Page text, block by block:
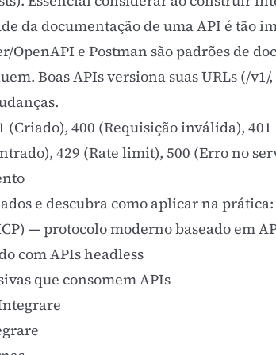
da documentação de uma API é tão
OpenAPI e Postman são padrões de
Boas APIs versiona suas URLs (/
(Criado), 400 (Requisição inválida),
429 (Rate limit), 500 (Erro no
e descubra como aplicar na prática:
— protocolo moderno baseado em
com APIs headless
que consomem APIs